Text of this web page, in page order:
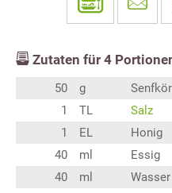
Zutaten für 4
50 g
1
TL
Salz
1
EL
Honig
40
ml
Essig
40
ml Wasser